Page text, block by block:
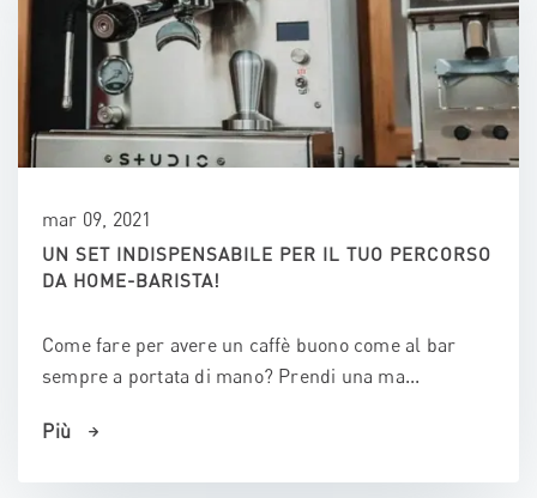
mar 09, 2021
UN SET INDISPENSABILE PER IL TUO PERCORSO
DA HOME-BARISTA!
Come fare per avere un caffè buono come al bar
sempre a portata di mano? Prendi una ma...
Più